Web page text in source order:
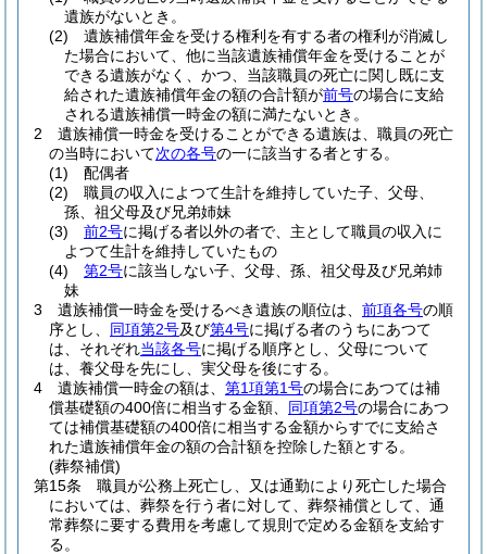
遺族がないとき。
(2)
遺族補償年金を受ける権利を有する者の権利が消滅し
た場合において、他に当該遺族補償年金を受けることが
できる遺族がなく、かつ、当該職員の死亡に関し既に支
給された遺族補償年金の額の合計額が前号の場合に支給
される遺族補償一時金の額に満たないとき。
2
遺族補償一時金を受けることができる遺族は、職員の死亡
の当時において次の各号の一に該当する者とする。
(1)
配偶者
(2)
職員の収入によつて生計を維持していた子、父母、
孫、祖父母及び兄弟姉妹
(3)
前2号に掲げる者以外の者で、主として職員の収入に
よつて生計を維持していたもの
(4)
第2号に該当しない子、父母、孫、祖父母及び兄弟姉
妹
3
遺族補償一時金を受けるべき遺族の順位は、 前項各号の順
序とし、 同項第2号及び第4号に掲げる者のうちにあつて
は、それぞれ当該各号に掲げる順序とし、父母について
は、養父母を先にし、実父母を後にする。
4
遺族補償一時金の額は、 第1項第1号の場合にあつては補
償基礎額の400倍に相当する金額、 同項第2号の場合にあつ
ては補償基礎額の400倍に相当する金額からすでに支給さ
れた遺族補償年金の額の合計額を控除した額とする。
(葬祭補償)
第15条
職員が公務上死亡し、又は通勤により死亡した場合
においては、葬祭を行う者に対して、葬祭補償として、通
常葬祭に要する費用を考慮して規則で定める金額を支給す
る。